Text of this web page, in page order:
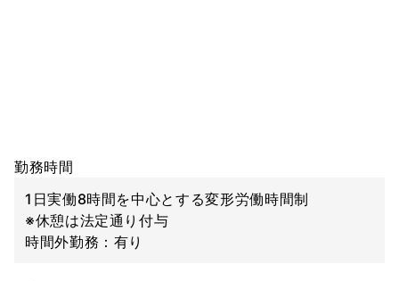
勤務時間
1日実働8時間を中心とする変形労働時間制
※休憩は法定通り付与
時間外勤務：有り